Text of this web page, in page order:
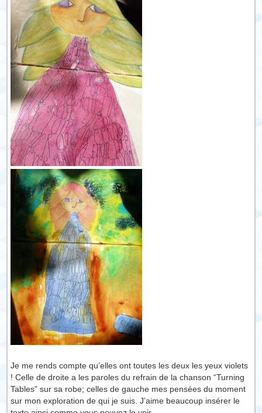
Je me rends compte qu’elles ont toutes les deux les yeux violets
! Celle de droite a les paroles du refrain de la chanson “Turning
Tables” sur sa robe; celles de gauche mes pensées du moment
sur mon exploration de qui je suis. J’aime beaucoup insérer le